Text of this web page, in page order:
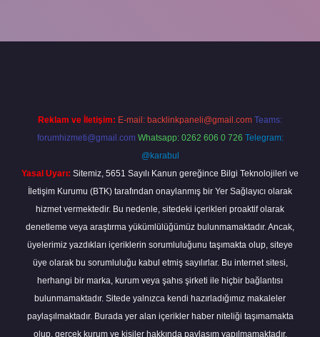
Reklam ve İletişim: E-mail: backlinkpaneli@gmail.com Teams:
forumhizmeti@gmail.com Whatsapp: 0262 606 0 726 Telegram:
@karabul
Yasal Uyarı: Sitemiz, 5651 Sayılı Kanun gereğince Bilgi Teknolojileri ve
İletişim Kurumu (BTK) tarafından onaylanmış bir Yer Sağlayıcı olarak
hizmet vermektedir. Bu nedenle, sitedeki içerikleri proaktif olarak
denetleme veya araştırma yükümlülüğümüz bulunmamaktadır. Ancak,
üyelerimiz yazdıkları içeriklerin sorumluluğunu taşımakta olup, siteye
üye olarak bu sorumluluğu kabul etmiş sayılırlar. Bu internet sitesi,
herhangi bir marka, kurum veya şahıs şirketi ile hiçbir bağlantısı
bulunmamaktadır. Sitede yalnızca kendi hazırladığımız makaleler
paylaşılmaktadır. Burada yer alan içerikler haber niteliği taşımamakta
olup, gerçek kurum ve kişiler hakkında paylaşım yapılmamaktadır.